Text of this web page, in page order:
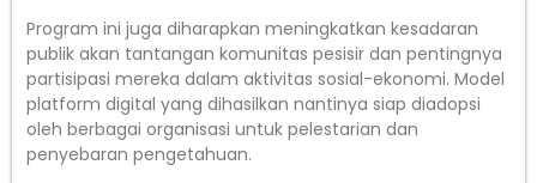
Program ini juga diharapkan meningkatkan kesadaran
publik akan tantangan komunitas pesisir dan pentingnya
partisipasi mereka dalam aktivitas sosial-ekonomi. Model
platform digital yang dihasilkan nantinya siap diadopsi
oleh berbagai organisasi untuk pelestarian dan
penyebaran pengetahuan.